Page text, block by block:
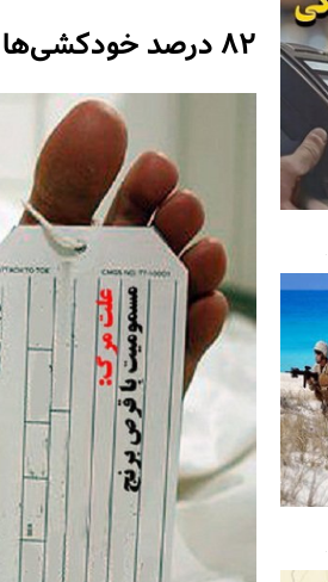
۸۲ درصد خودکشی‌ها در کشور زیر ۵۰ سال رخ می‌دهد